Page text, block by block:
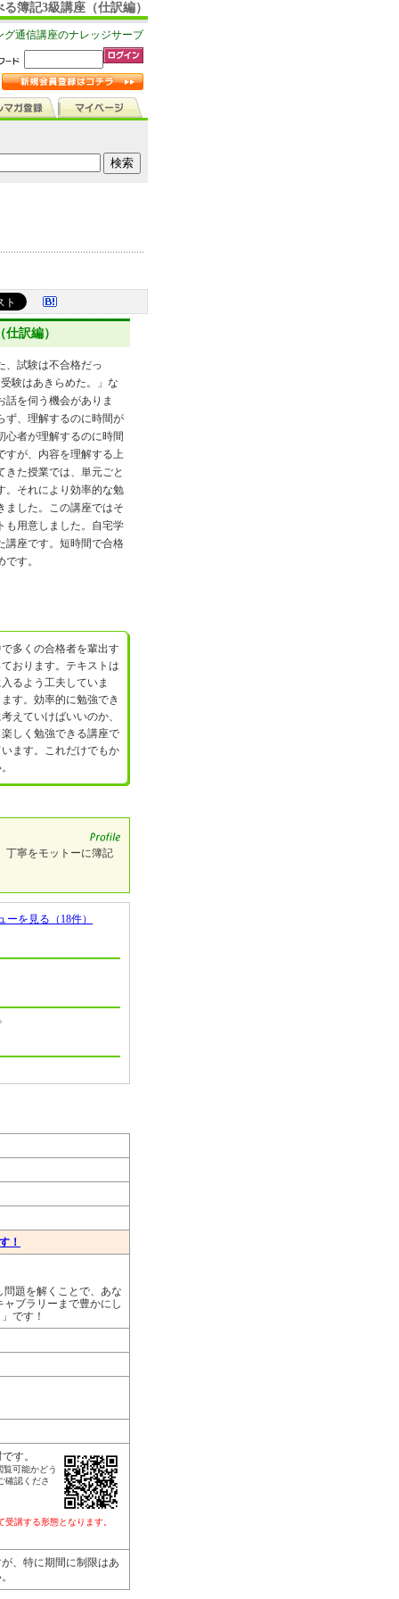
簿記3級講座（仕訳編）
通信講座のナレッジサーブ
訳編）
、試験は不合格だっ
験はあきらめた。」な
話を伺う機会がありま
ず、理解するのに時間が
心者が理解するのに時間
すが、内容を理解する上
た授業では、単元ごと
。それにより効率的な勉
ました。この講座ではそ
も用意しました。自宅学
講座です。短時間で合格
す。
多くの合格者を輩出す
おります。テキストは
るよう工夫していま
す。効率的に勉強でき
えていけばいいのか、
しく勉強できる講座で
ます。これだけでもか
丁寧をモットーに簿記
ーを見る（18件）
！
題を解くことで、あな
ブラリーまで豊かにし
です！
す。
可能かどう
確認くださ
受講する形態となります。
、特に期間に制限はあ